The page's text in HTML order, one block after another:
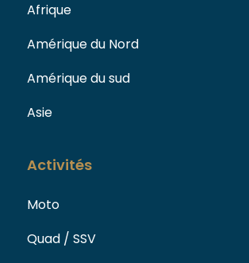
Afrique
Amérique du Nord
Amérique du sud
Asie
Activités
Moto
Quad / SSV